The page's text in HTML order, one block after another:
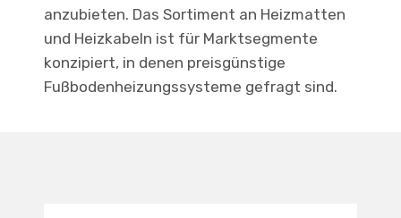
anzubieten. Das Sortiment an Heizmatten
und Heizkabeln ist für Marktsegmente
konzipiert, in denen preisgünstige
Fußbodenheizungssysteme gefragt sind.